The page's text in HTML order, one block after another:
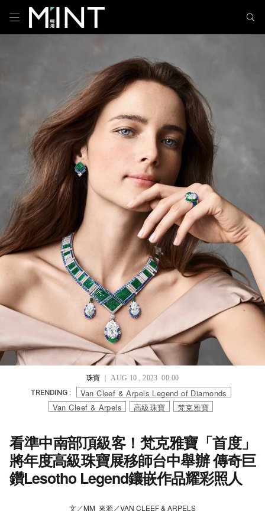
珠寶｜ AUG 10 , 2023 00:00
TRENDING :
Van Cleef & Arpels Legend of Diamonds
Van Cleef & Arpels
高級珠寶 梵克雅寶
看準中南部頂級客！梵克雅寶「首度」
將年度高級珠寶展移師台中舉辦 傳奇巨
鑽Lesotho Legend鑲嵌作品耀彩照人
文／MM 來源／VAN CLEEF & ARPELS